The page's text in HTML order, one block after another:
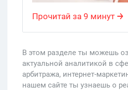
Прочитай за 9 минут
В этом разделе ты можешь
актуальной аналитикой в
арбитража, интернет-
нашем сайте ты узнаешь о